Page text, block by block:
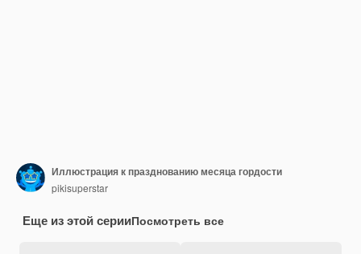
Иллюстрация к празднованию месяца гордости
pikisuperstar
Еще из этой серииПосмотреть все